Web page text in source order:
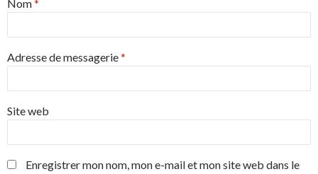
Nom*
Adresse de messagerie*
Site web
Enregistrer mon nom, mon e-mail et mon site web dans le